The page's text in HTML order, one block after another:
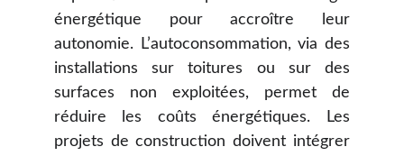
énergétique pour accroître leur
autonomie. L’autoconsommation, via des
installations sur toitures ou sur des
surfaces non exploitées, permet de
réduire les coûts énergétiques. Les
projets de construction doivent intégrer